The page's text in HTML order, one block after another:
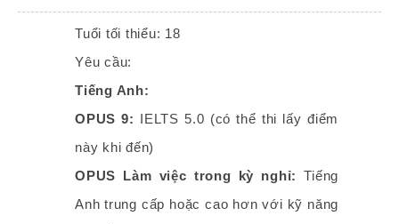
Tuổi tối thiểu: 18
Yêu cầu:
Tiếng Anh:
OPUS 9: IELTS 5.0 (có thể thi lấy điểm
này khi đến)
OPUS Làm việc trong kỳ nghỉ: Tiếng
Anh trung cấp hoặc cao hơn với kỹ năng